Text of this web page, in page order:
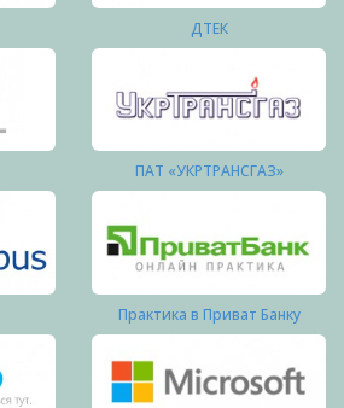
ДТЕК
ПАТ «УКРТРАНСГАЗ»
Практика в Приват Банку